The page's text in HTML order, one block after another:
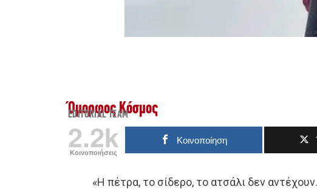
Όμορφος Κόσμος
EDITORIAL TEAM
2.2k
Κοινοποιήσεις
Κοινοποίηση
«Η πέτρα, το σίδερο, το ατσάλι δεν